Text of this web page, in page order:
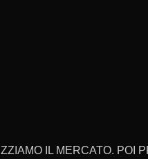
IL MERCATO. POI